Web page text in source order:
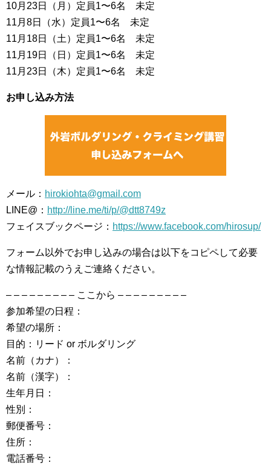
10月23日（月）定員1〜6名 未定
11月8日（水）定員1〜6名 未定
11月18日（土）定員1〜6名 未定
11月19日（日）定員1〜6名 未定
11月23日（木）定員1〜6名 未定
お申し込み方法
メール： hirokiohta@gmail.com
LINE@： http://line.me/ti/p/@dtt8749z
フェイスブックページ： https://www.facebook.com/hirosup/
フォーム以外でお申し込みの場合は以下をコピペして必要
な情報記載のうえご連絡ください。
– – – – – – – – – ここから – – – – – – – – –
参加希望の日程：
希望の場所：
目的：リード or ボルダリング
名前（カナ）：
名前（漢字）：
生年月日：
性別：
郵便番号：
住所：
電話番号：